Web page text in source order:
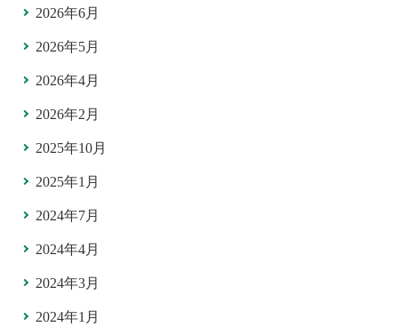
2026年6月
2026年5月
2026年4月
2026年2月
2025年10月
2025年1月
2024年7月
2024年4月
2024年3月
2024年1月